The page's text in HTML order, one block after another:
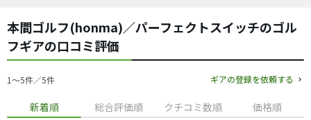
本間ゴルフ(honma)／パーフェクトスイッチのゴル
フギアの口コミ評価
1〜5件／5件 ギアの登録を依頼する
新着順 総合評価順 クチコミ数順 価格順